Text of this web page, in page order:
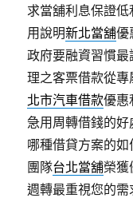
求當舖利息保證
用說明新北當舖優
政府要融資習慣
理之客票借款從
北市汽車借款優惠
急用周轉借錢的好
哪種借貸方案的
團隊台北當舖榮獲
週轉最重視您的需